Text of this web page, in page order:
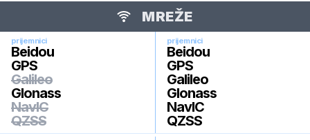
MREŽE
prijemnici
Beidou
GPS
Galileo
Glonass
NavIC
QZSS
prijemnici
Beidou
GPS
Galileo
Glonass
NavIC
QZSS